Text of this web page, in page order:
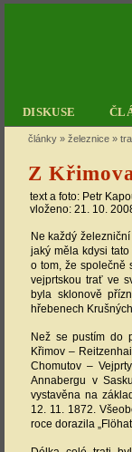
DISKUSE
články » železnice »
Z
text a foto: Petr
vloženo: 21. 10.
Ne každý
jaký měla kdysi
o tom, že společně
vejprtskou trať ve
byla sklonově
hřebenech
Než se pustím do
Křimov –
Chomutov –
Annabergu v
vystavěna na
12. 11. 1872.
roce dorazila